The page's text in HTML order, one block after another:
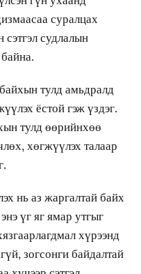
суралцах
сэтгэл судлалын
тулд амьдралд
ёстой гэж үздэг.
тулд өөрийнхөө
хөгжүүлэх талаар
нь аз жаргалтай байх
үг яг ямар утгыг
хүрээнд
зогсонги байдалтай